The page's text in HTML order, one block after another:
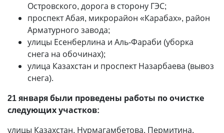
Островского, дорога в сторону ГЭС;
проспект Абая, микрорайон «Карабах», район
Арматурного завода;
улицы Есенберлина и Аль-Фараби (уборка
снега на обочинах);
улица Казахстан и проспект Назарбаева (вывоз
снега).
21 января были проведены работы по очистке
следующих участков:
улицы Казахстан, Нурмагамбетова, Пермитина,